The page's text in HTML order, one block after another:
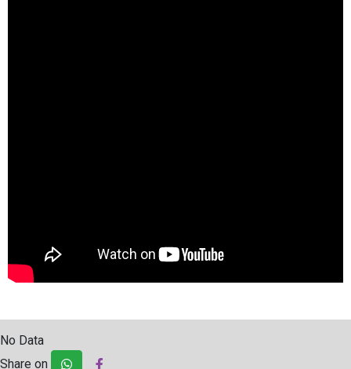
No Data
Share on